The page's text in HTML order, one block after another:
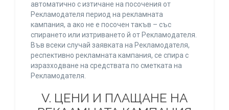
автоматично с изтичане на посочения от
Рекламодателя период на рекламната
кампания, а ако не е посочен такъв – със
спирането или изтриването й от Рекламодателя.
Във всеки случай заявката на Рекламодателя,
респективно рекламната кампания, се спира с
изразходване на средствата по сметката на
Рекламодателя.
V. ЦЕНИ И ПЛАЩАНЕ НА